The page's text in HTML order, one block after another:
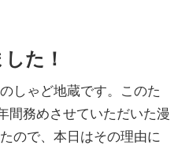
た！
しゃど地蔵です。このた
間務めさせていただいた漫
ので、本日はその理由に